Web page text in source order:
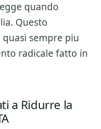
quando
Questo
sempre piu
radicale fatto in
a Ridurre la